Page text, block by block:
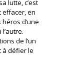
lutte, c’est
effacer, en
d’une
de l’un
à défier le